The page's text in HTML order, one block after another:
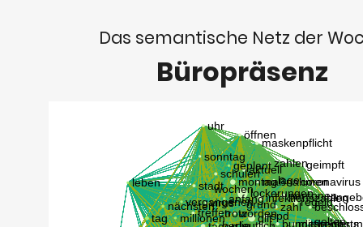
Das semantische Netz der
Büropräsenz